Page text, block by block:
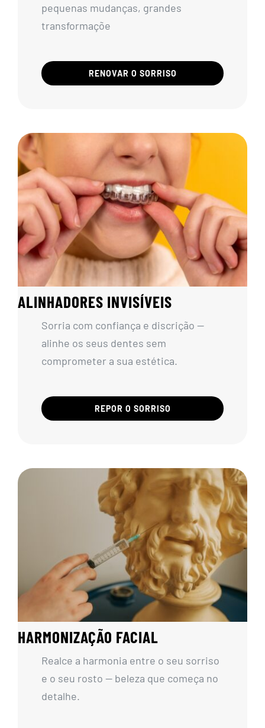
pequenas mudanças, grandes
transformaçõe
RENOVAR O SORRISO
ALINHADORES INVISÍVEIS
Sorria com confiança e discrição —
alinhe os seus dentes sem
comprometer a sua estética.
REPOR O SORRISO
HARMONIZAÇÃO FACIAL
Realce a harmonia entre o seu sorriso
e o seu rosto — beleza que começa no
detalhe.